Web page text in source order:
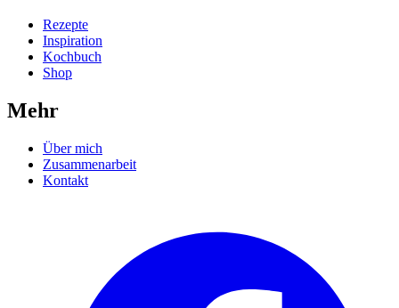
Rezepte
Inspiration
Kochbuch
Shop
Mehr
Über mich
Zusammenarbeit
Kontakt